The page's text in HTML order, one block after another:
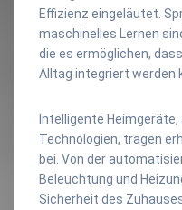
Effizienz eingeläutet.
maschinelles Lernen
die es ermöglichen,
Alltag integriert werden
Intelligente
Technologien, tragen
bei. Von der
Beleuchtung und
Sicherheit des